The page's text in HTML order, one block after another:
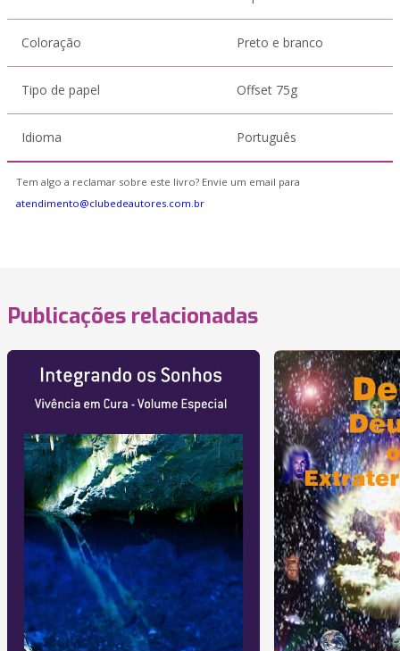
Coloração Preto e branco
Tipo de papel Offset 75g
Idioma Português
Tem algo a reclamar sobre este livro? Envie um email para
atendimento@clubedeautores.com.br
Publicações relacionadas